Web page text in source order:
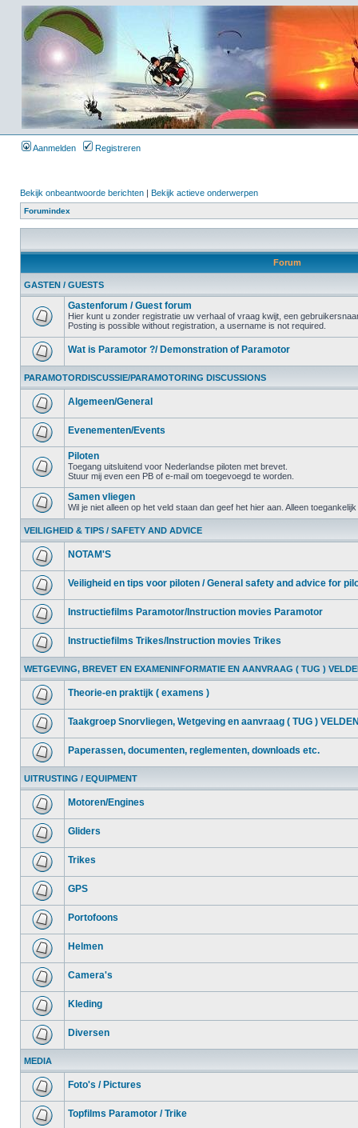
Aanmelden Registreren
Bekijk onbeantwoorde berichten | Bekijk actieve onderwerpen
Forumindex
Forum
GASTEN / GUESTS
Gastenforum / Guest forum
Hier kunt u zonder registratie uw verhaal of vraag kwijt, een
Posting is possible without registration, a username is not required.
Wat is Paramotor ?/ Demonstration of Paramotor
PARAMOTORDISCUSSIE/PARAMOTORING DISCUSSIONS
Algemeen/General
Evenementen/Events
Piloten
Toegang uitsluitend voor Nederlandse piloten met brevet.
Stuur mij even een PB of e-mail om toegevoegd te worden.
Samen vliegen
Wil je niet alleen op het veld staan dan geef het hier aan. Alleen
VEILIGHEID & TIPS / SAFETY AND ADVICE
NOTAM'S
Veiligheid en tips voor piloten / General safety and advice for
Instructiefilms Paramotor/Instruction movies Paramotor
Instructiefilms Trikes/Instruction movies Trikes
WETGEVING, BREVET EN EXAMENINFORMATIE EN AANVRAAG ( TUG )
Theorie-en praktijk ( examens )
Taakgroep Snorvliegen, Wetgeving en aanvraag ( TUG )
Paperassen, documenten, reglementen, downloads etc.
UITRUSTING / EQUIPMENT
Motoren/Engines
Gliders
Trikes
GPS
Portofoons
Helmen
Camera's
Kleding
Diversen
MEDIA
Foto's / Pictures
Topfilms Paramotor / Trike